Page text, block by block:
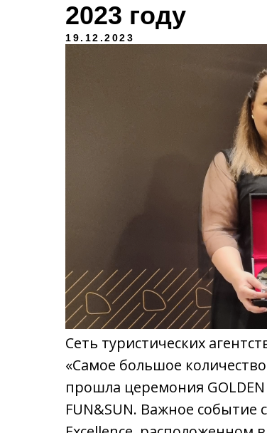
2023 году
19.12.2023
Сеть туристических
«Самое большое
прошла церемония
FUN&SUN. Важное событие